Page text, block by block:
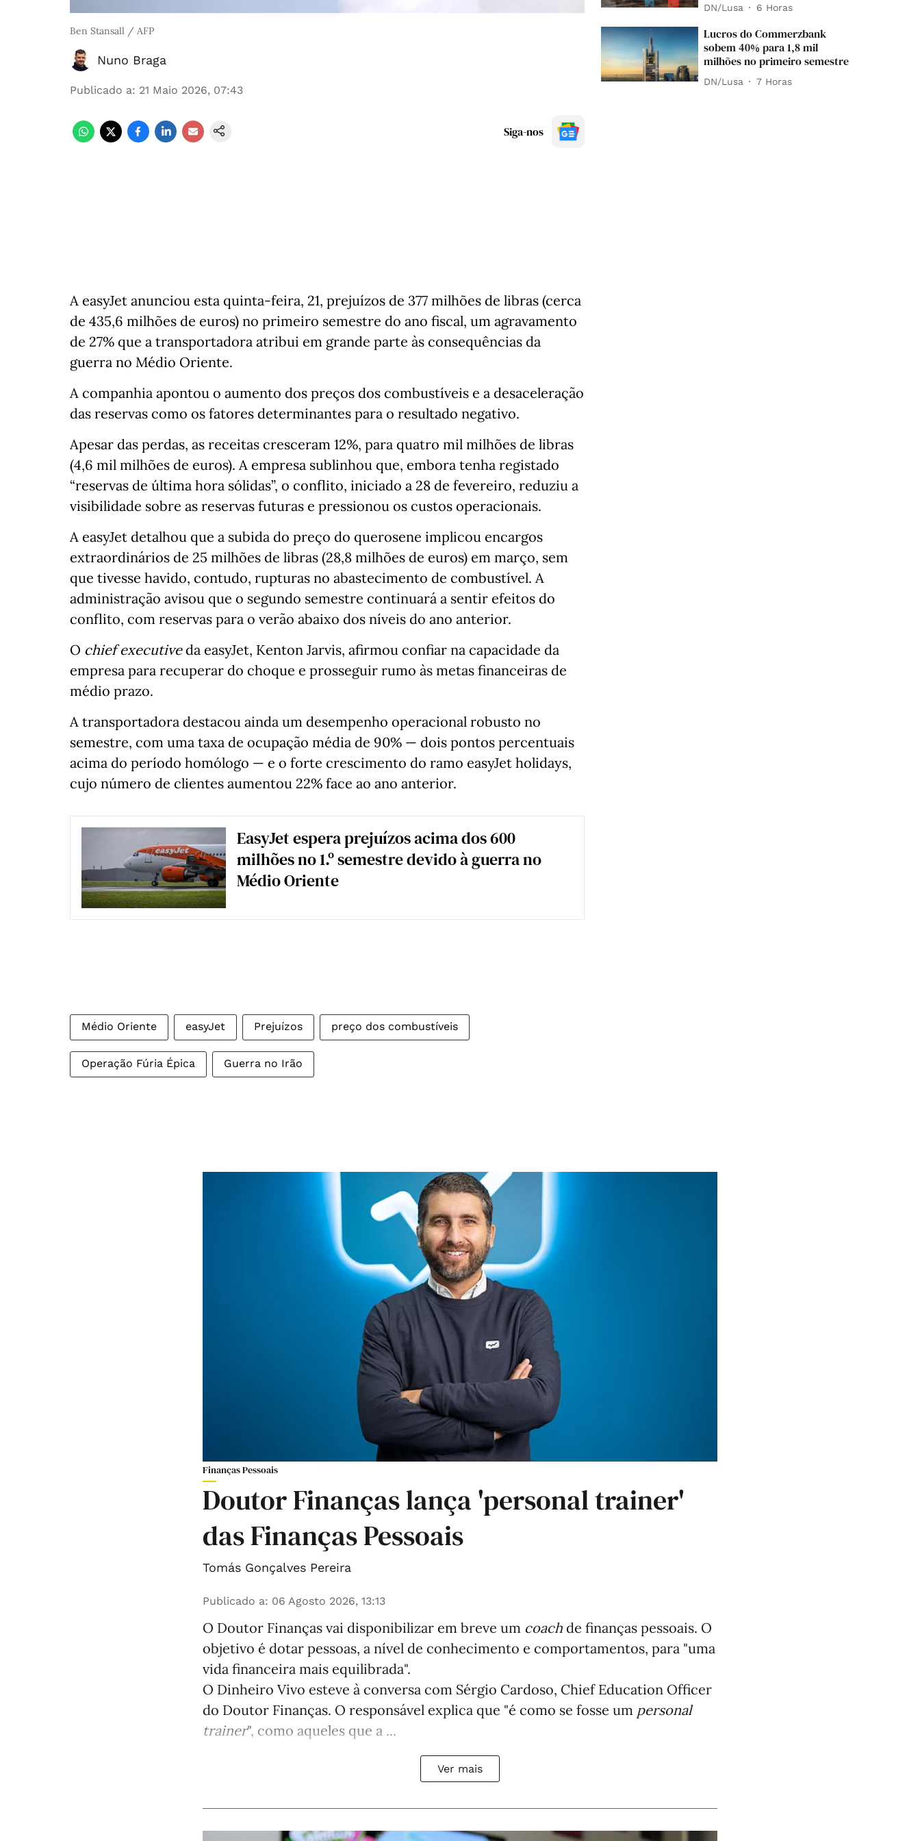
Ben Stansall / AFP
Nuno Braga
Publicado a: 21 Maio 2026, 07:43
Siga-nos
A easyJet anunciou esta quinta-feira, 21, prejuízos de 377 milhões de libras (cerca
de 435,6 milhões de euros) no primeiro semestre do ano fiscal, um agravamento
de 27% que a transportadora atribui em grande parte às consequências da
guerra no Médio Oriente.
A companhia apontou o aumento dos preços dos combustíveis e a desaceleração
das reservas como os fatores determinantes para o resultado negativo.
Apesar das perdas, as receitas cresceram 12%, para quatro mil milhões de libras
(4,6 mil milhões de euros). A empresa sublinhou que, embora tenha registado
“reservas de última hora sólidas”, o conflito, iniciado a 28 de fevereiro, reduziu a
visibilidade sobre as reservas futuras e pressionou os custos operacionais.
A easyJet detalhou que a subida do preço do querosene implicou encargos
extraordinários de 25 milhões de libras (28,8 milhões de euros) em março, sem
que tivesse havido, contudo, rupturas no abastecimento de combustível. A
administração avisou que o segundo semestre continuará a sentir efeitos do
conflito, com reservas para o verão abaixo dos níveis do ano anterior.
O chief executiveda easyJet, Kenton Jarvis, afirmou confiar na capacidade da
empresa para recuperar do choque e prosseguir rumo às metas financeiras de
médio prazo.
A transportadora destacou ainda um desempenho operacional robusto no
semestre, com uma taxa de ocupação média de 90% — dois pontos percentuais
acima do período homólogo — e o forte crescimento do ramo easyJet holidays,
cujo número de clientes aumentou 22% face ao ano anterior.
EasyJet espera prejuízos acima dos 600
milhões no 1.º semestre devido à guerra no
Médio Oriente
Médio Oriente easyJet Prejuízos preço dos combustíveis
Operação Fúria Épica Guerra no Irão
DN/Lusa 6 Horas
Lucros do Commerzbank
sobem 40% para 1,8 mil
milhões no primeiro semestre
DN/Lusa 7 Horas
Finanças Pessoais
Doutor Finanças lança 'personal trainer'
das Finanças Pessoais
Tomás Gonçalves Pereira
Publicado a: 06 Agosto 2026, 13:13
O Doutor Finanças vai disponibilizar em breve um coach de finanças pessoais. O
objetivo é dotar pessoas, a nível de conhecimento e comportamentos, para "uma
vida financeira mais equilibrada".
O Dinheiro Vivo esteve à conversa com Sérgio Cardoso, Chief Education Officer
do Doutor Finanças. O responsável explica que "é como se fosse um personal
trainer", como aqueles que a ...
Ver mais